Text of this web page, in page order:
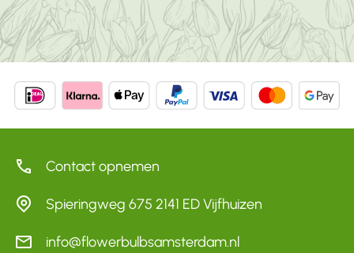
Contact opnemen
Spieringweg 675 2141 ED Vijfhuizen
info@flowerbulbsamsterdam.nl